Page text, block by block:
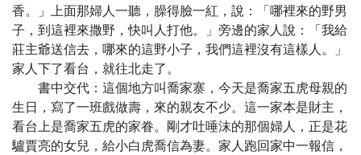
香。」上面那婦人一聽，臊得臉一紅，說：「哪裡來的野男
子，到這裡來撒野，快叫人打他。」旁邊的家人說：「我給
莊主爺送信去，哪來的這野小子，我們這裡沒有這樣人。」
家人下了看台，就往北走了。
書中交代：這個地方叫喬家寨，今天是喬家五虎母親的
生日，寫了一班戲做壽，來的親友不少。這一家本是財主，
看台上是喬家五虎的家眷。剛才吐唾沫的那個婦人，正是花
驢賈亮的女兒，給小白虎喬信為妻。家人跑回家中一報信，